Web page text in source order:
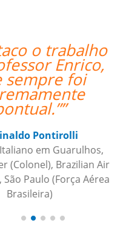
Sandra
e super
Super
o
dela.””
Isis Andreatta
Espanhol em Guarulhos